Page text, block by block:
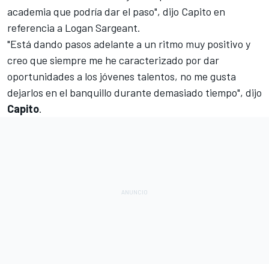
academia que podría dar el paso", dijo Capito en
referencia a Logan Sargeant.
"Está dando pasos adelante a un ritmo muy positivo y
creo que siempre me he caracterizado por dar
oportunidades a los jóvenes talentos, no me gusta
dejarlos en el banquillo durante demasiado tiempo", dijo
Capito.